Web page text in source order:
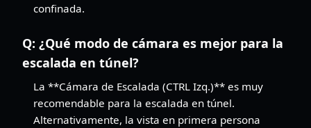
confinada.
Q: ¿Qué modo de cámara es mejor para la
escalada en túnel?
La **Cámara de Escalada (CTRL Izq.)** es muy
recomendable para la escalada en túnel.
Alternativamente, la vista en primera persona